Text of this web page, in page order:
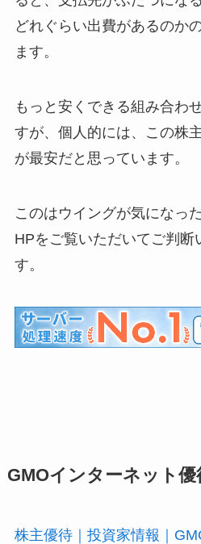
どれぐらい出費があるのか
ます。
もっと安くできる組み合わ
すが、個人的には、この株
が最安だと思っています。
このはウイングが気になっ
HPをご覧いただいてご判断
す。
GMOインターネット
株主優待｜投資家情報｜